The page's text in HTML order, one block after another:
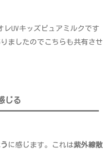
UVキッズピュアミルクです
ましたのでこちらも共有させ
じる
に感じます。これは紫外線散